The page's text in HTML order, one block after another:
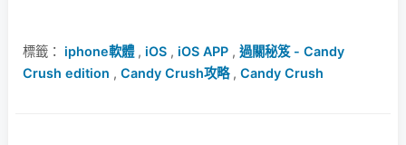
標籤： iphone軟體, iOS , iOS APP , 過關秘笈 - Candy
Crush edition , Candy Crush攻略, Candy Crush